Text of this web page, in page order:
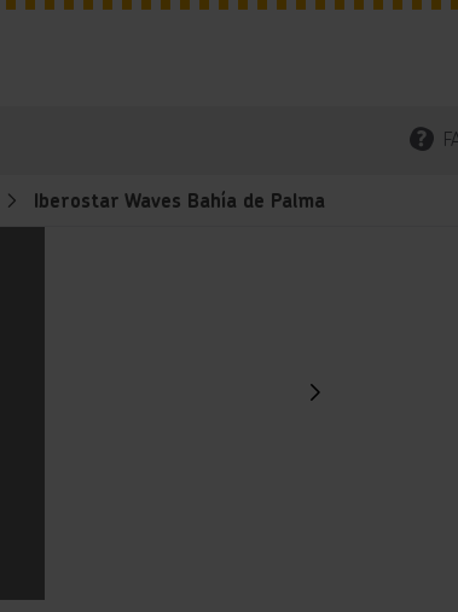
Iberostar Waves Bahía de Palma